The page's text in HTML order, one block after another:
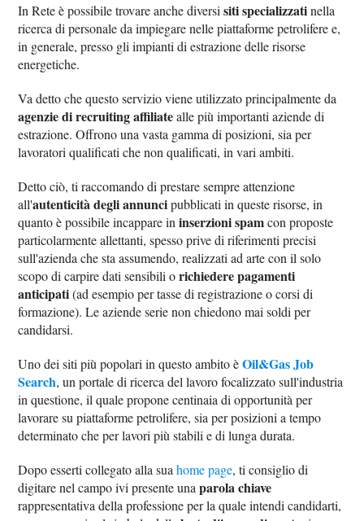
In Rete è possibile trovare anche diversisiti specializzatinella
ricerca di personale da impiegare nelle piattaforme petrolifere e,
in generale, presso gli impianti di estrazione delle risorse
energetiche.
Va detto che questo servizio viene utilizzato principalmente da
agenzie di recruiting affiliatealle più importanti aziende di
estrazione. Offrono una vasta gamma di posizioni, sia per
lavoratori qualificati che non qualificati, in vari ambiti.
Detto ciò, ti raccomando di prestare sempre attenzione
all'autenticità degli annuncipubblicati in queste risorse, in
quanto è possibile incappare ininserzioni spamcon proposte
particolarmente allettanti, spesso prive di riferimenti precisi
sull'azienda che sta assumendo, realizzati ad arte con il solo
scopo di carpire dati sensibili orichiedere pagamenti
anticipati(ad esempio per tasse di registrazione o corsi di
formazione). Le aziende serie non chiedono mai soldi per
candidarsi.
Uno dei siti più popolari in questo ambito èOil&Gas Job
Search, un portale di ricerca del lavoro focalizzato sull'industria
in questione, il quale propone centinaia di opportunità per
lavorare su piattaforme petrolifere, sia per posizioni a tempo
determinato che per lavori più stabili e di lunga durata.
Dopo esserti collegato alla suahome page, ti consiglio di
digitare nel campo ivi presente unaparola chiave
rappresentativa della professione per la quale intendi candidarti,